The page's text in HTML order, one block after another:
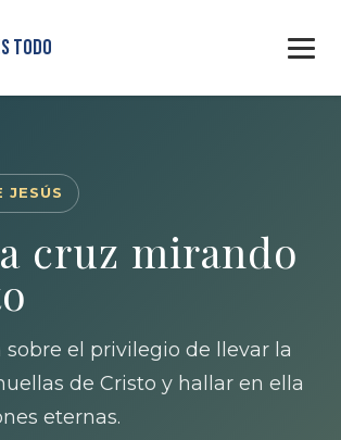
Todo
JESÚS
cruz mirando
sobre el privilegio de llevar la
de Cristo y hallar en ella
eternas.